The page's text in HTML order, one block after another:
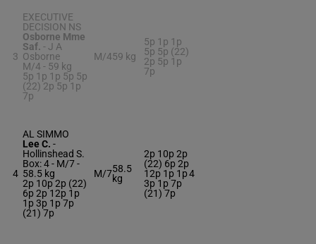
3
EXECUTIVE
DECISION NS
Osborne Mme
Saf. - J A
Osborne
M/4 - 59 kg
5p 1p 1p 5p 5p
(22) 2p 5p 1p
7p
M/459 kg
5p 1p 1p
5p 5p (22)
2p 5p 1p
7p
4
AL SIMMO
Lee C. -
Hollinshead S.
Box: 4 - M/7 -
58.5 kg
2p 10p 2p (22)
6p 2p 12p 1p
1p 3p 1p 7p
(21) 7p
M/758.5
kg
2p 10p 2p
(22) 6p 2p
12p 1p 1p
3p 1p 7p
(21) 7p
4